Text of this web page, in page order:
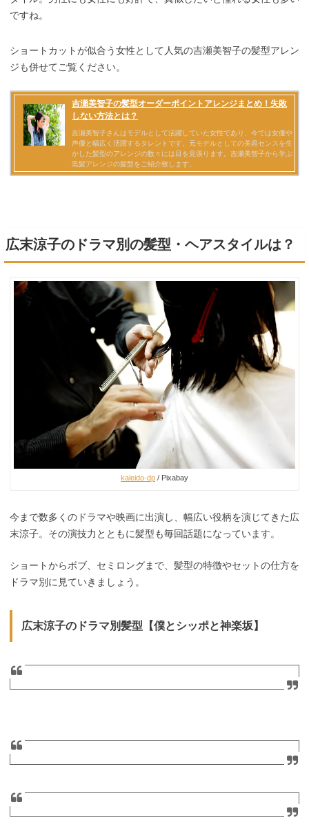
ですね。
ショートカットが似合う女性として人気の吉瀬美智子の髪型アレン
ジも併せてご覧ください。
広末涼子のドラマ別の髪型・ヘアスタイルは？
kaleido-dp / Pixabay
今まで数多くのドラマや映画に出演し、幅広い役柄を演じてきた広
末涼子。その演技力とともに髪型も毎回話題になっています。
ショートからボブ、セミロングまで、髪型の特徴やセットの仕方を
ドラマ別に見ていきましょう。
広末涼子のドラマ別髪型【僕とシッポと神楽坂】